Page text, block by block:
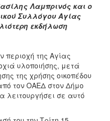
Λαμπρινός και ο
Συλλόγου Αγίας
εκδήλωση
περιοχή της Αγίας
υλοποιήσης, μετά
της χρήσης οικοπέδου
τον ΟΑΕΔ στον Δήμο
λειτουργήσει σε αυτό